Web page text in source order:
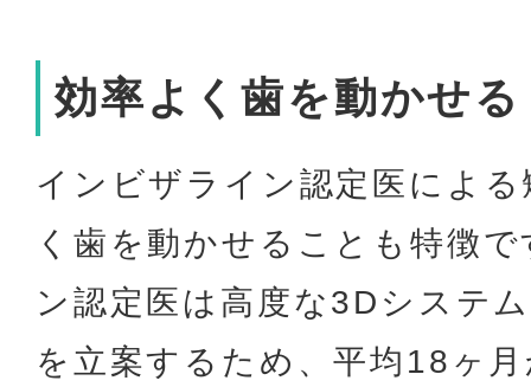
効率よく歯を動かせる
インビザライン認定医によ
く歯を動かせることも特徴
ン認定医は高度な3Dシステ
を立案するため、平均18ヶ